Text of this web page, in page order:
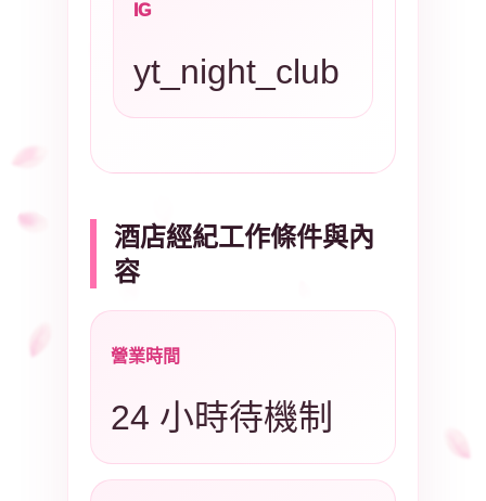
IG
yt_night_club
酒店經紀工作條件與內
容
營業時間
24 小時待機制